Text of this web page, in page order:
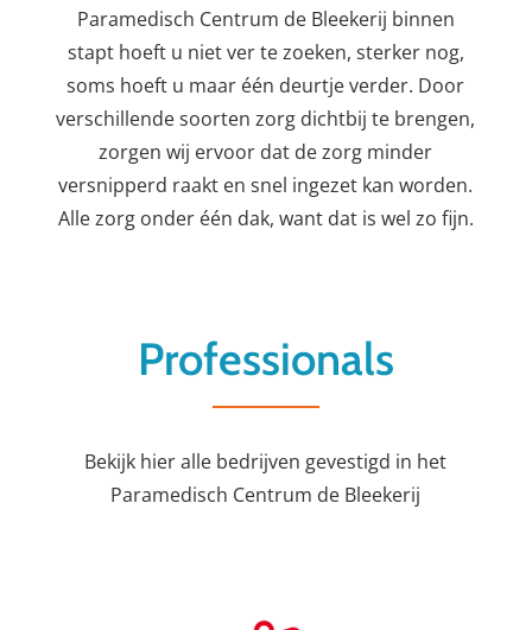
Paramedisch Centrum de Bleekerij binnen
stapt hoeft u niet ver te zoeken, sterker nog,
soms hoeft u maar één deurtje verder. Door
verschillende soorten zorg dichtbij te brengen,
zorgen wij ervoor dat de zorg minder
versnipperd raakt en snel ingezet kan worden.
Alle zorg onder één dak, want dat is wel zo fijn.
Professionals
Bekijk hier alle bedrijven gevestigd in het
Paramedisch Centrum de Bleekerij